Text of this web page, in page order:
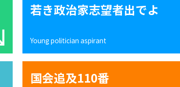
若き政治家志望者出でよ
Young politician aspirant
国会追及110番